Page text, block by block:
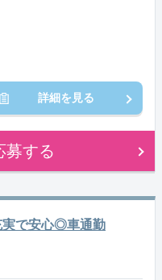
詳細を見る
募する
で安心◎車通勤